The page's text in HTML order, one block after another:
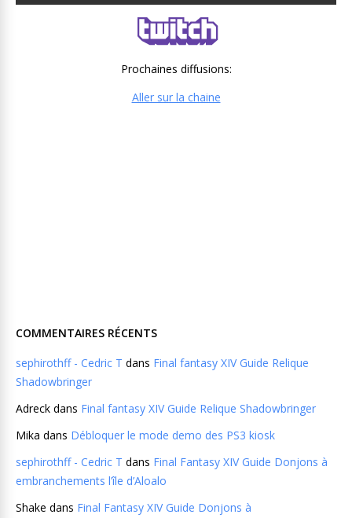
Prochaines diffusions:
Aller sur la chaine
COMMENTAIRES RÉCENTS
sephirothff - Cedric T dans Final fantasy XIV Guide Relique
Shadowbringer
Adreck dans Final fantasy XIV Guide Relique Shadowbringer
Mika dans Débloquer le mode demo des PS3 kiosk
sephirothff - Cedric T dans Final Fantasy XIV Guide Donjons à
embranchements l’île d’Aloalo
Shake dans Final Fantasy XIV Guide Donjons à